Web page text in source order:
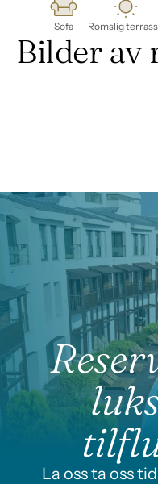
Sofa Romslig
Bilder av
La oss ta oss